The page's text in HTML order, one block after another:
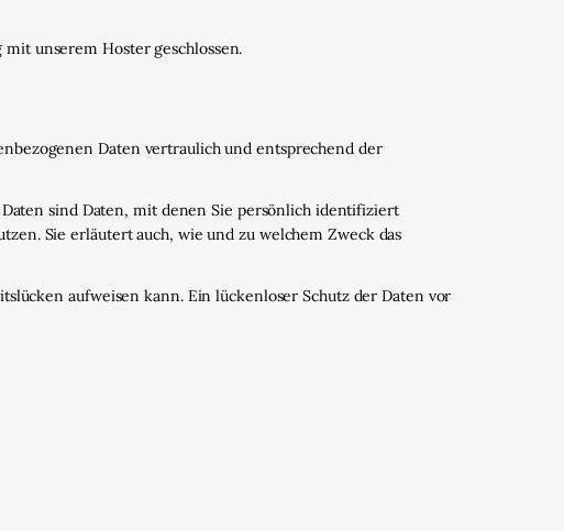
unserem Hoster geschlossen.
Daten vertraulich und entsprechend der
sind Daten, mit denen Sie persönlich identifiziert
Sie erläutert auch, wie und zu welchem Zweck das
aufweisen kann. Ein lückenloser Schutz der Daten vor